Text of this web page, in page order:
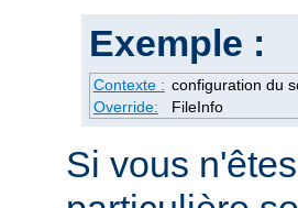
Exemple :
Contexte : configuration du
Override:
FileInfo
Si vous